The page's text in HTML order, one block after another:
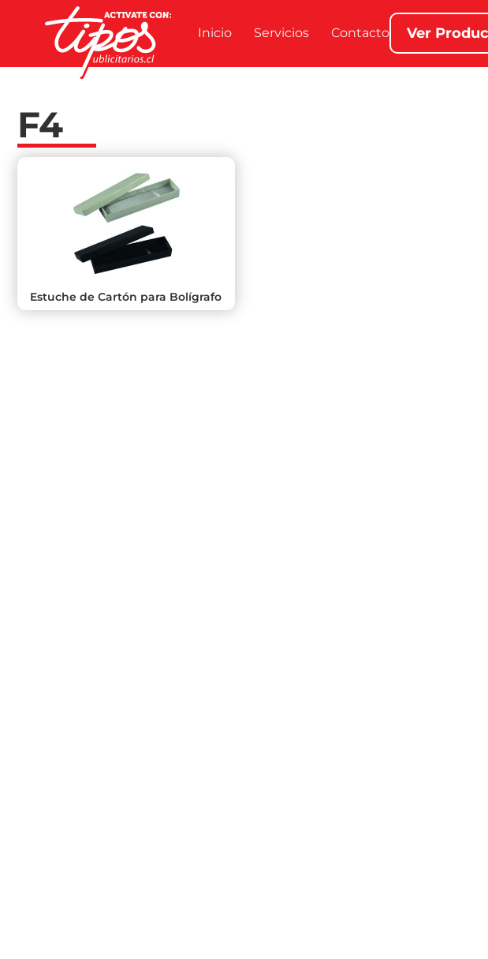
Inicio Servicios Contacto Ver
F4
Estuche de Cartón para Bolígrafo